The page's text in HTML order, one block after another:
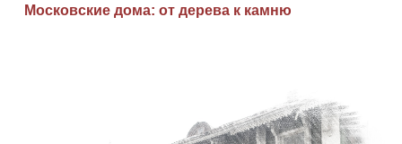
Московские дома: от дерева к камню